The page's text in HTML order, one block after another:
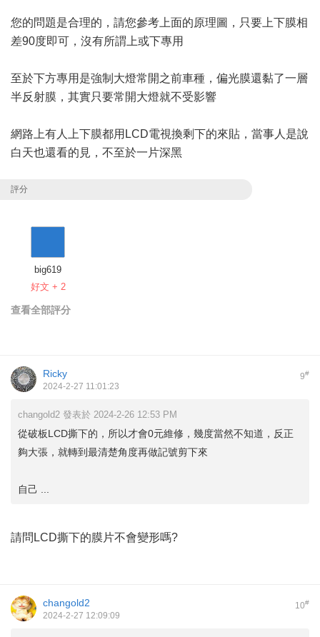
您的問題是合理的，請您參考上面的原理圖，只要上下膜相
差90度即可，沒有所謂上或下專用
至於下方專用是強制大燈常開之前車種，偏光膜還黏了一層
半反射膜，其實只要常開大燈就不受影響
網路上有人上下膜都用LCD電視換剩下的來貼，當事人是說
白天也還看的見，不至於一片深黑
評分
big619
好文 + 2
查看全部評分
9#
Ricky
2024-2-27 11:01:23
changold2 發表於 2024-2-26 12:53 PM
從破板LCD撕下的，所以才會0元維修，幾度當然不知道，反正
夠大張，就轉到最清楚角度再做記號剪下來
自己 ...
請問LCD撕下的膜片不會變形嗎?
10#
changold2
2024-2-27 12:09:09